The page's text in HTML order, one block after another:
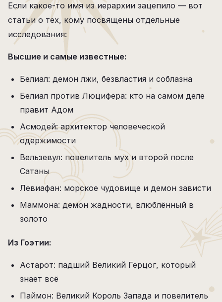
Если какое-то имя из иерархии зацепило — вот
статьи о тех, кому посвящены отдельные
исследования:
Высшие и самые известные:
Белиал: демон лжи, безвластия и соблазна
Белиал против Люцифера: кто на самом деле
правит Адом
Асмодей: архитектор человеческой
одержимости
Вельзевул: повелитель мух и второй после
Сатаны
Левиафан: морское чудовище и демон зависти
Маммона: демон жадности, влюблённый в
золото
Из Гоэтии:
Астарот: падший Великий Герцог, который
знает всё
Паймон: Великий Король Запада и повелитель